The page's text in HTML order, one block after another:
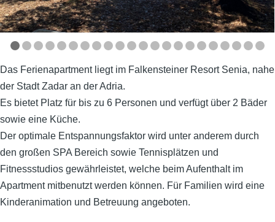
Das Ferienapartment liegt im Falkensteiner Resort Senia, nahe
der Stadt Zadar an der Adria.
Es bietet Platz für bis zu 6 Personen und verfügt über 2 Bäder
sowie eine Küche.
Der optimale Entspannungsfaktor wird unter anderem durch
den großen SPA Bereich sowie Tennisplätzen und
Fitnessstudios gewährleistet, welche beim Aufenthalt im
Apartment mitbenutzt werden können. Für Familien wird eine
Kinderanimation und Betreuung angeboten.